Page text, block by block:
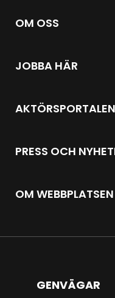
OM OSS
JOBBA HÄR
AKTÖRSPORTALEN
PRESS OCH
OM WEBBPLATSEN
GENVÄGAR